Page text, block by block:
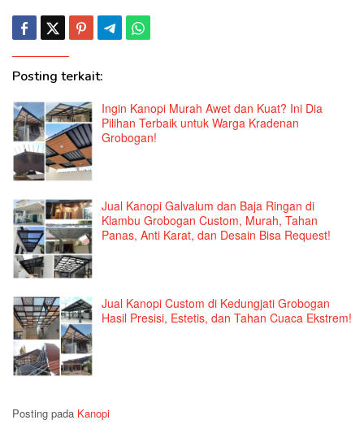
Posting terkait:
Ingin Kanopi Murah Awet dan Kuat? Ini Dia
Pilihan Terbaik untuk Warga Kradenan
Grobogan!
Jual Kanopi Galvalum dan Baja Ringan di
Klambu Grobogan Custom, Murah, Tahan
Panas, Anti Karat, dan Desain Bisa Request!
Jual Kanopi Custom di Kedungjati Grobogan
Hasil Presisi, Estetis, dan Tahan Cuaca Ekstrem!
Posting pada Kanopi